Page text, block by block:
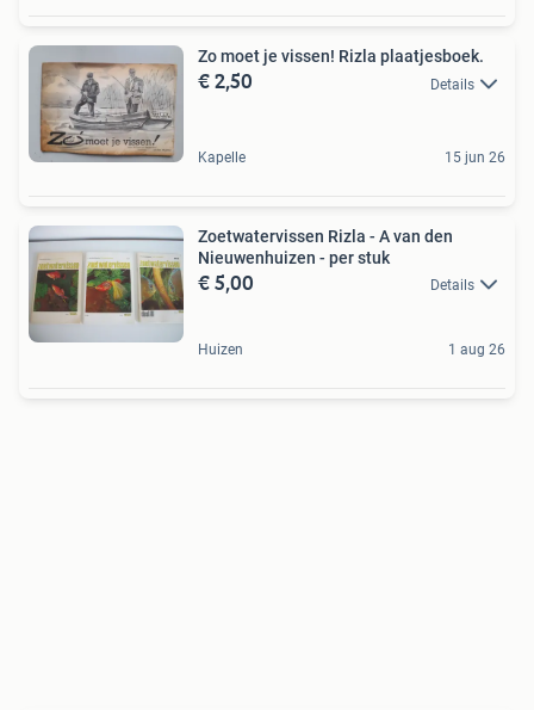
Zo moet je vissen! Rizla plaatjesboek.
€ 2,50 Details
Kapelle 15 jun 26
Zoetwatervissen Rizla - A van den
Nieuwenhuizen - per stuk
€ 5,00 Details
Huizen 1 aug 26